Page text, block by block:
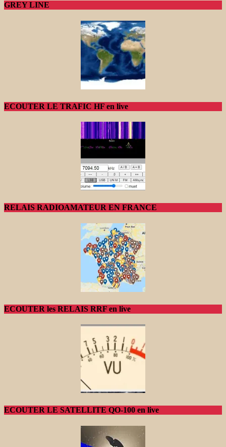
GREY LINE
ECOUTER LE TRAFIC HF en live
RELAIS RADIOAMATEUR EN FRANCE
ECOUTER les RELAIS RRF en live
ECOUTER LE SATELLITE QO-100 en live